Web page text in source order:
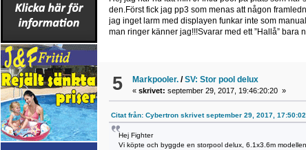
den.Först fick jag pp3 som menas att någon
jag inget larm med displayen funkar inte som
man ringer känner jag!!!Svarar med ett ”Hallå”
5 Markpooler. /SV: Stor pool delux
«skrivet: september 29, 2017, 19:46:20:20 »
Citat från: Cybertron skrivet september 29, 2017,
Hej Fighter
Vi köpte och byggde en storpool delux, 6.1x3.6m